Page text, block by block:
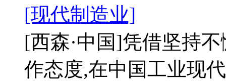
[现代制造业]
[西森·中国]凭借坚持
作态度,在中国工业现